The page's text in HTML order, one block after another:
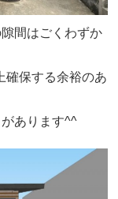
間はごくわずか
確保する余裕のあ
あります^^